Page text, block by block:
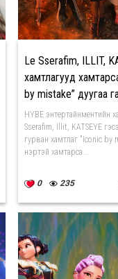
Le Sserafim, ILLIT,
хамтлагууд
by mistake” дуугаа
HYBE энтертайнментийн
Sserafim, Illit, KATSEYE
гурван хамтлаг "Iconic by
нэртэй хамтарса...
0 235